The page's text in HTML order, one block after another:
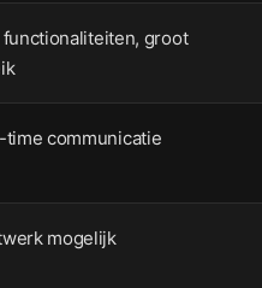
functionaliteiten, groot
time communicatie
mogelijk